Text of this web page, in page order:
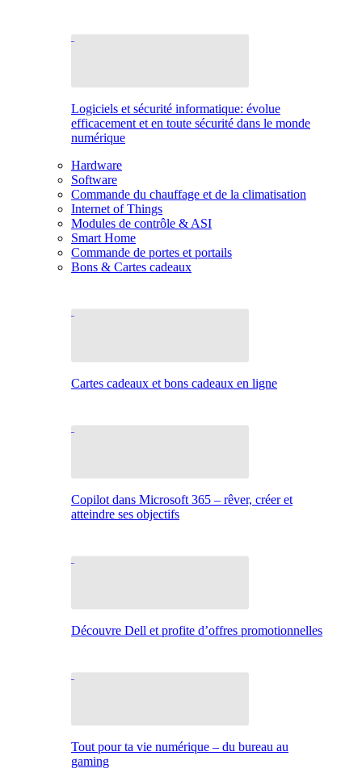
Logiciels et sécurité informatique: évolue
efficacement et en toute sécurité dans le monde
numérique
Hardware
Software
Commande du chauffage et de la climatisation
Internet of Things
Modules de contrôle & ASI
Smart Home
Commande de portes et portails
Bons & Cartes cadeaux
Cartes cadeaux et bons cadeaux en ligne
Copilot dans Microsoft 365 – rêver, créer et
atteindre ses objectifs
Découvre Dell et profite d’offres promotionnelles
Tout pour ta vie numérique – du bureau au
gaming